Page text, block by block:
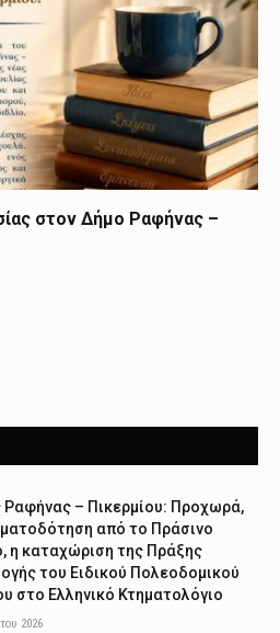
στον Δήμο Ραφήνας –
– Πικερμίου: Προχωρά,
από το Πράσινο
η καταχώριση της Πράξης
του Ειδικού Πολεοδομικού
στο Ελληνικό Κτηματολόγιο
2026